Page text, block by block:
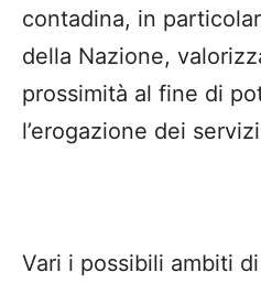
contadina, in
della Nazione,
prossimità al fine di
l’erogazione dei
Vari i possibili ambiti